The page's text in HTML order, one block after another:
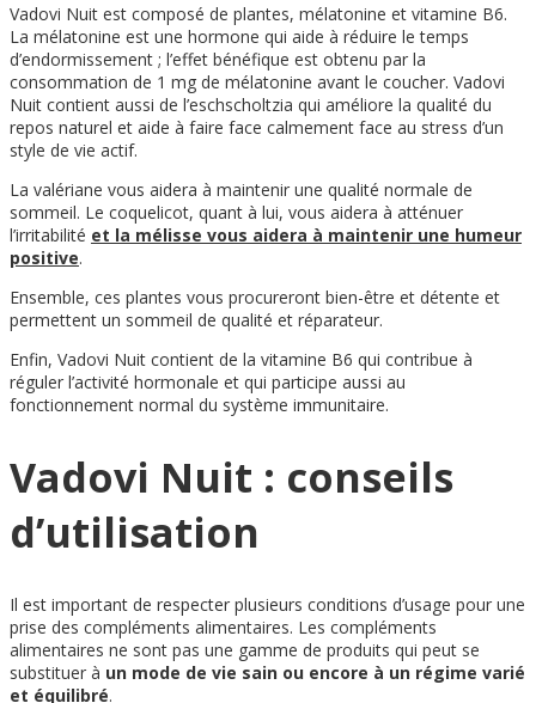
Vadovi Nuit est composé de plantes, mélatonine et vitamine B6.
La mélatonine est une hormone qui aide à réduire le temps
d’endormissement ; l’effet bénéfique est obtenu par la
consommation de 1 mg de mélatonine avant le coucher. Vadovi
Nuit contient aussi de l’eschscholtzia qui améliore la qualité du
repos naturel et aide à faire face calmement face au stress d’un
style de vie actif.
La valériane vous aidera à maintenir une qualité normale de
sommeil. Le coquelicot, quant à lui, vous aidera à atténuer
l’irritabilité et la mélisse vous aidera à maintenir une humeur
positive.
Ensemble, ces plantes vous procureront bien-être et détente et
permettent un sommeil de qualité et réparateur.
Enfin, Vadovi Nuit contient de la vitamine B6 qui contribue à
réguler l’activité hormonale et qui participe aussi au
fonctionnement normal du système immunitaire.
Vadovi Nuit : conseils
d’utilisation
Il est important de respecter plusieurs conditions d’usage pour une
prise des compléments alimentaires. Les compléments
alimentaires ne sont pas une gamme de produits qui peut se
substituer à un mode de vie sain ou encore à un régime varié
et équilibré.